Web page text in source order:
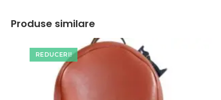
Produse similare
REDUCERI!